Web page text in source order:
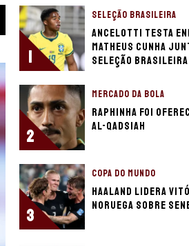
1
SELEÇÃO BRASILEIRA
Ancelotti testa
Matheus Cunha
Seleção Brasileira
2
MERCADO DA BOLA
Raphinha foi
Al-Qadsiah
3
COPA DO MUNDO
Haaland lidera
Noruega sobre